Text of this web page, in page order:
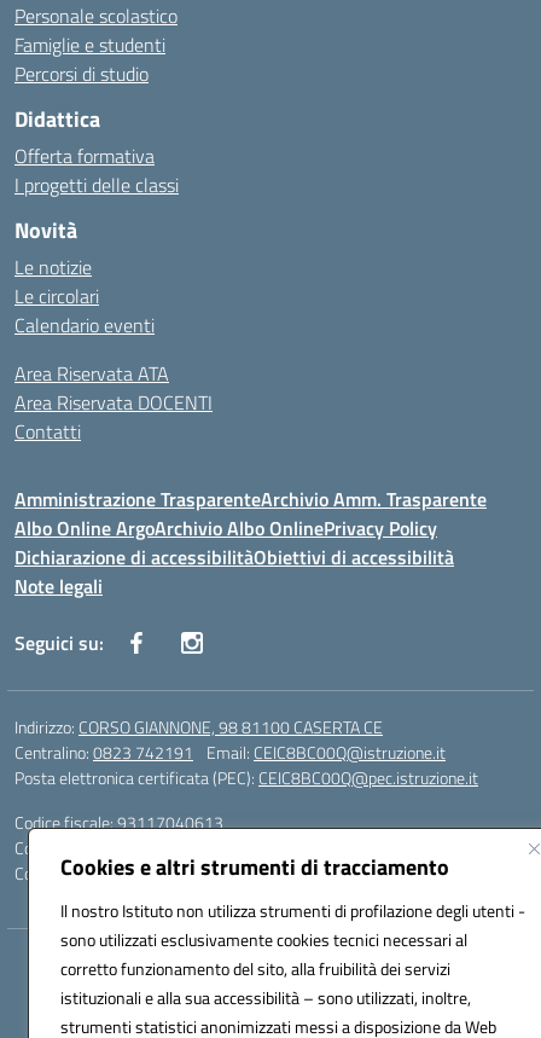
Cookies e altri strumenti di tracciamento
Il nostro Istituto non utilizza strumenti di profilazione degli utenti -
sono utilizzati esclusivamente cookies tecnici necessari al
corretto funzionamento del sito, alla fruibilità dei servizi
istituzionali e alla sua accessibilità – sono utilizzati, inoltre,
strumenti statistici anonimizzati messi a disposizione da Web
Personale scolastico
Famiglie e studenti
Percorsi di studio
Didattica
Offerta formativa
I progetti delle classi
Novità
Le notizie
Le circolari
Calendario eventi
Area Riservata ATA
Area Riservata DOCENTI
Contatti
Amministrazione TrasparenteArchivio Amm. Trasparente
Albo Online ArgoArchivio Albo OnlinePrivacy Policy
Dichiarazione di accessibilitàObiettivi di accessibilità
Note legali
Seguici su:
Indirizzo: CORSO GIANNONE, 98 81100 CASERTA CE
Centralino:0823 742191 Email: CEIC8BC00Q@istruzione.it
Posta elettronica certificata (PEC): CEIC8BC00Q@pec.istruzione.it
Codice fiscale: 93117040613
Codice meccanografico:
Codice Indice delle Pubbliche Amministrazioni (IPA): icpgd
Hosting & Powered by 3D Solution S.r.l.
Concept & Design by Designers Italia